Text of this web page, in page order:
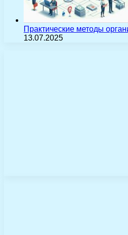
Практические методы
13.07.2025